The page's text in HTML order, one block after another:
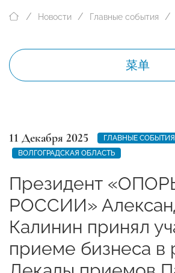
Новости Главные события
菜单
11 Декабря 2025
ГЛАВНЫЕ СОБЫТИЯ
ВОЛГОГРАДСКАЯ ОБЛАСТЬ
Президент
РОССИИ»
Калинин принял
приеме бизнеса в